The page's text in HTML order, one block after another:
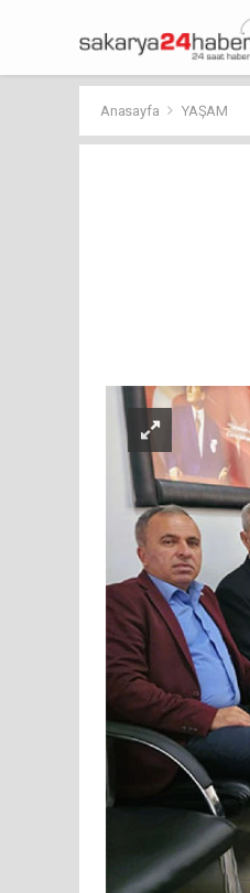
Anasayfa YAŞAM